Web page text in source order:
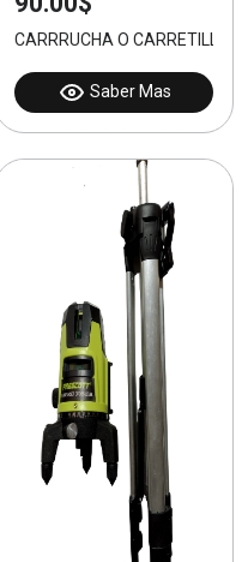
CARRRUCHA O CARRETILLA
Saber Mas